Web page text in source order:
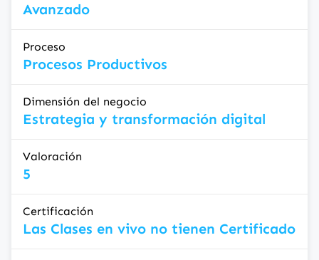
Avanzado
Proceso
Procesos Productivos
Dimensión del negocio
Estrategia y transformación digital
Valoración
5
Certificación
Las Clases en vivo no tienen Certificado